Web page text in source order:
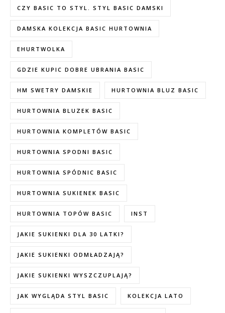
CZY BASIC TO STYL. STYL BASIC DAMSKI
DAMSKA KOLEKCJA BASIC HURTOWNIA
EHURTWOLKA
GDZIE KUPIC DOBRE UBRANIA BASIC
HM SWETRY DAMSKIE HURTOWNIA BLUZ BASIC
HURTOWNIA BLUZEK BASIC
HURTOWNIA KOMPLETÓW BASIC
HURTOWNIA SPODNI BASIC
HURTOWNIA SPÓDNIC BASIC
HURTOWNIA SUKIENEK BASIC
HURTOWNIA TOPÓW BASIC INST
JAKIE SUKIENKI DLA 30 LATKI?
JAKIE SUKIENKI ODMŁADZAJĄ?
JAKIE SUKIENKI WYSZCZUPLAJĄ?
JAK WYGLĄDA STYL BASIC KOLEKCJA LATO